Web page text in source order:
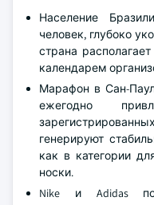
Население
человек, глубоко
страна
календарем
Марафон в Сан-
ежегодно
генерируют
как в категории
носки.
Nike и Adidas